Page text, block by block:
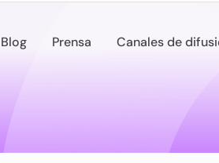
Blog Prensa Canales de